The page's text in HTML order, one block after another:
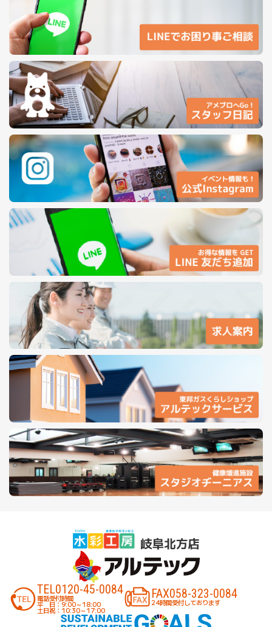
TEL0120-45-0084
電話受付時間
平 日：9:00～18:00
土日祝：10:30～17:00
FAX058-323-0084
24時間受付しております